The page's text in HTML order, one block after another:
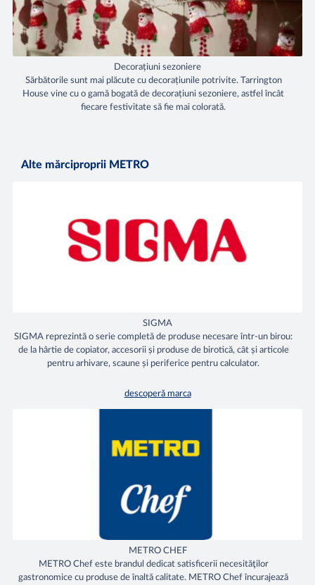
Decorațiuni sezoniere
Sărbătorile sunt mai plăcute cu decorațiunile potrivite. Tarrington
House vine cu o gamă bogată de decorațiuni sezoniere, astfel încât
fiecare festivitate să fie mai colorată.
Alte mărciproprii METRO
SIGMA
SIGMA reprezintă o serie completă de produse necesare într-un birou:
de la hârtie de copiator, accesorii și produse de birotică, cât și articole
pentru arhivare, scaune și periferice pentru calculator.
descoperă marca
METRO CHEF
METRO Chef este brandul dedicat satisficerii necesităţilor
gastronomice cu produse de înaltă calitate. METRO Chef încurajează